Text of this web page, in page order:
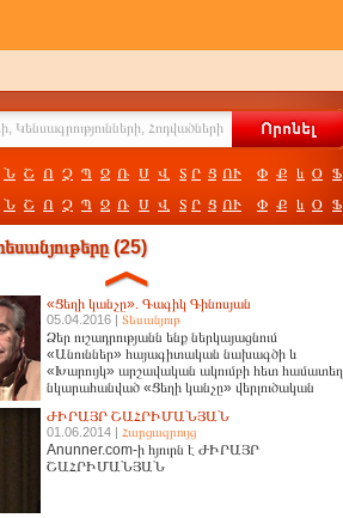
Ն Շ Ո Չ Պ Ջ Ռ Ս Վ Տ Ր Ց ՈՒ Փ Ք և Օ Ֆ
Ն Շ Ո Չ Պ Ջ Ռ Ս Վ Տ Ր Ց ՈՒ Փ Ք և Օ Ֆ
(25)
«Ցեղի կանչը». Գագիկ Գինոսյան
05.04.2016 | Տեսանյութ
Ձեր ուշադրությանն ենք ներկայացնում
«Անուններ» հայագիտական նախագծի և
«Խարույկ» արշավական ակումբի հետ համատեղ
նկարահանված «Ցեղի կանչը» վերլուծական
ԺԻՐԱՅՐ ՇԱՀՐԻՄԱՆՅԱՆ
01.06.2014 | Հարցազրույց
Anunner.com-ի հյուրն է ԺԻՐԱՅՐ
ՇԱՀՐԻՄԱՆՅԱՆ